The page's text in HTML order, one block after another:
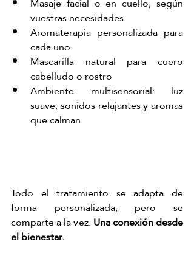
vuestras necesidades
Aromaterapia personalizada para
cada uno
Mascarilla natural para cuero
cabelludo o rostro
Ambiente multisensorial: luz
suave, sonidos relajantes y aromas
que calman
Todo el tratamiento se adapta de
forma personalizada, pero se
comparte a la vez. Una conexión desde
el bienestar.